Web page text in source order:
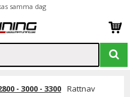
samma dag
- 3000 - 3300 Rattnav